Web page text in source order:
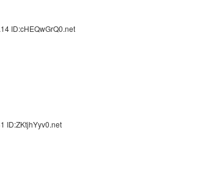
ID:cHEQwGrQ0.net
ID:ZKtjhYyv0.net